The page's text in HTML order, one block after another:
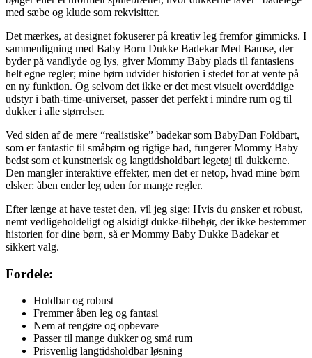
med sæbe og klude som rekvisitter.
Det mærkes, at designet fokuserer på kreativ leg fremfor gimmicks. I
sammenligning med Baby Born Dukke Badekar Med Bamse, der
byder på vandlyde og lys, giver Mommy Baby plads til fantasiens
helt egne regler; mine børn udvider historien i stedet for at vente på
en ny funktion. Og selvom det ikke er det mest visuelt overdådige
udstyr i bath-time-universet, passer det perfekt i mindre rum og til
dukker i alle størrelser.
Ved siden af de mere “realistiske” badekar som BabyDan Foldbart,
som er fantastic til småbørn og rigtige bad, fungerer Mommy Baby
bedst som et kunstnerisk og langtidsholdbart legetøj til dukkerne.
Den mangler interaktive effekter, men det er netop, hvad mine børn
elsker: åben ender leg uden for mange regler.
Efter længe at have testet den, vil jeg sige: Hvis du ønsker et robust,
nemt vedligeholdeligt og alsidigt dukke-tilbehør, der ikke bestemmer
historien for dine børn, så er Mommy Baby Dukke Badekar et
sikkert valg.
Fordele:
Holdbar og robust
Fremmer åben leg og fantasi
Nem at rengøre og opbevare
Passer til mange dukker og små rum
Prisvenlig langtidsholdbar løsning